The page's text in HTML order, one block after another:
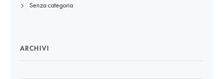
Senza categoria
ARCHIVI